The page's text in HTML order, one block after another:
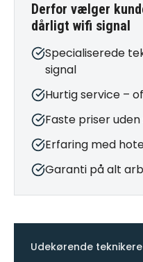
Derfor vælger
dårligt wifi signal
Specialiserede
signal
Hurtig service –
Faste priser
Erfaring med
Garanti på alt
Udekørende